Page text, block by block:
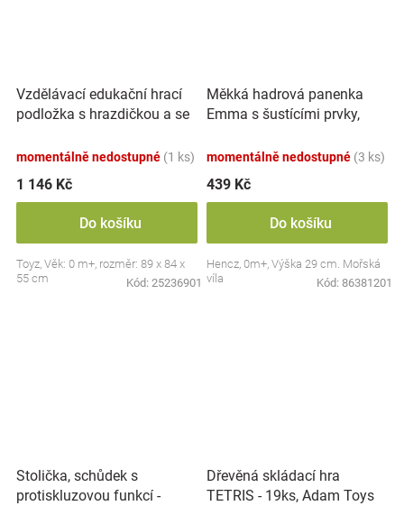
Vzdělávací edukační hrací
podložka s hrazdičkou a se
momentálně nedostupné (1 ks)
1 146 Kč
Do košíku
Toyz, Věk: 0 m+, rozměr: 89 x 84 x
55 cm
Kód: 25236901
Měkká hadrová panenka
Emma s šustícími prvky,
momentálně nedostupné (3 ks)
439 Kč
Do košíku
Hencz, 0m+, Výška 29 cm. Mořská
víla
Kód: 86381201
Stolička, schůdek s
protiskluzovou funkcí -
Dřevěná skládací hra
TETRIS - 19ks, Adam Toys